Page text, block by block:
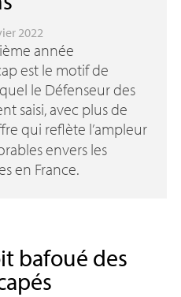
2022
année
est le motif de
le Défenseur des
saisi, avec plus de
qui reflète l’ampleur
envers les
en France.
bafoué des